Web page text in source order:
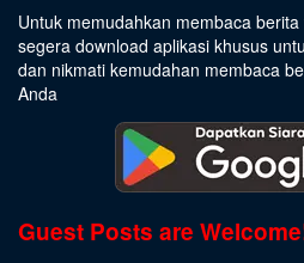
Untuk memudahkan membaca
segera download aplikasi khusus
dan nikmati kemudahan membaca
Anda
Guest Posts are